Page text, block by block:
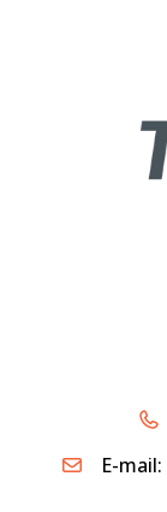
E-mail: